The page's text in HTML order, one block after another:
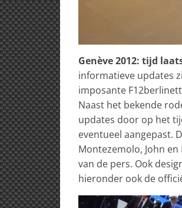
Genève 2012: tijd
informatieve updates
imposante
Naast het bekende
updates door op het
eventueel aangepast.
Montezemolo, John
van de pers. Ook
hieronder ook de